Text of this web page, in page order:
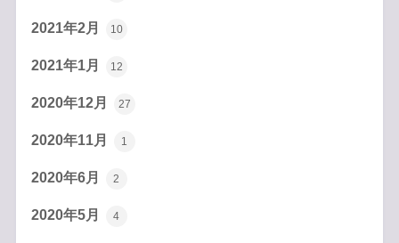
2021年2月 10
2021年1月 12
2020年12月 27
2020年11月 1
2020年6月 2
2020年5月 4